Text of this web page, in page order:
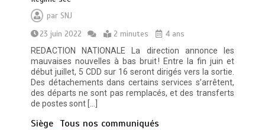
par SNJ
23 juin 2022
2 minutes
4 ans
REDACTION NATIONALE La direction annonce les
mauvaises nouvelles à bas bruit ! Entre la fin juin et
début juillet, 5 CDD sur 16 seront dirigés vers la sortie.
Des détachements dans certains services s’arrêtent,
des départs ne sont pas remplacés, et des transferts
de postes sont […]
Siège Tous nos communiqués